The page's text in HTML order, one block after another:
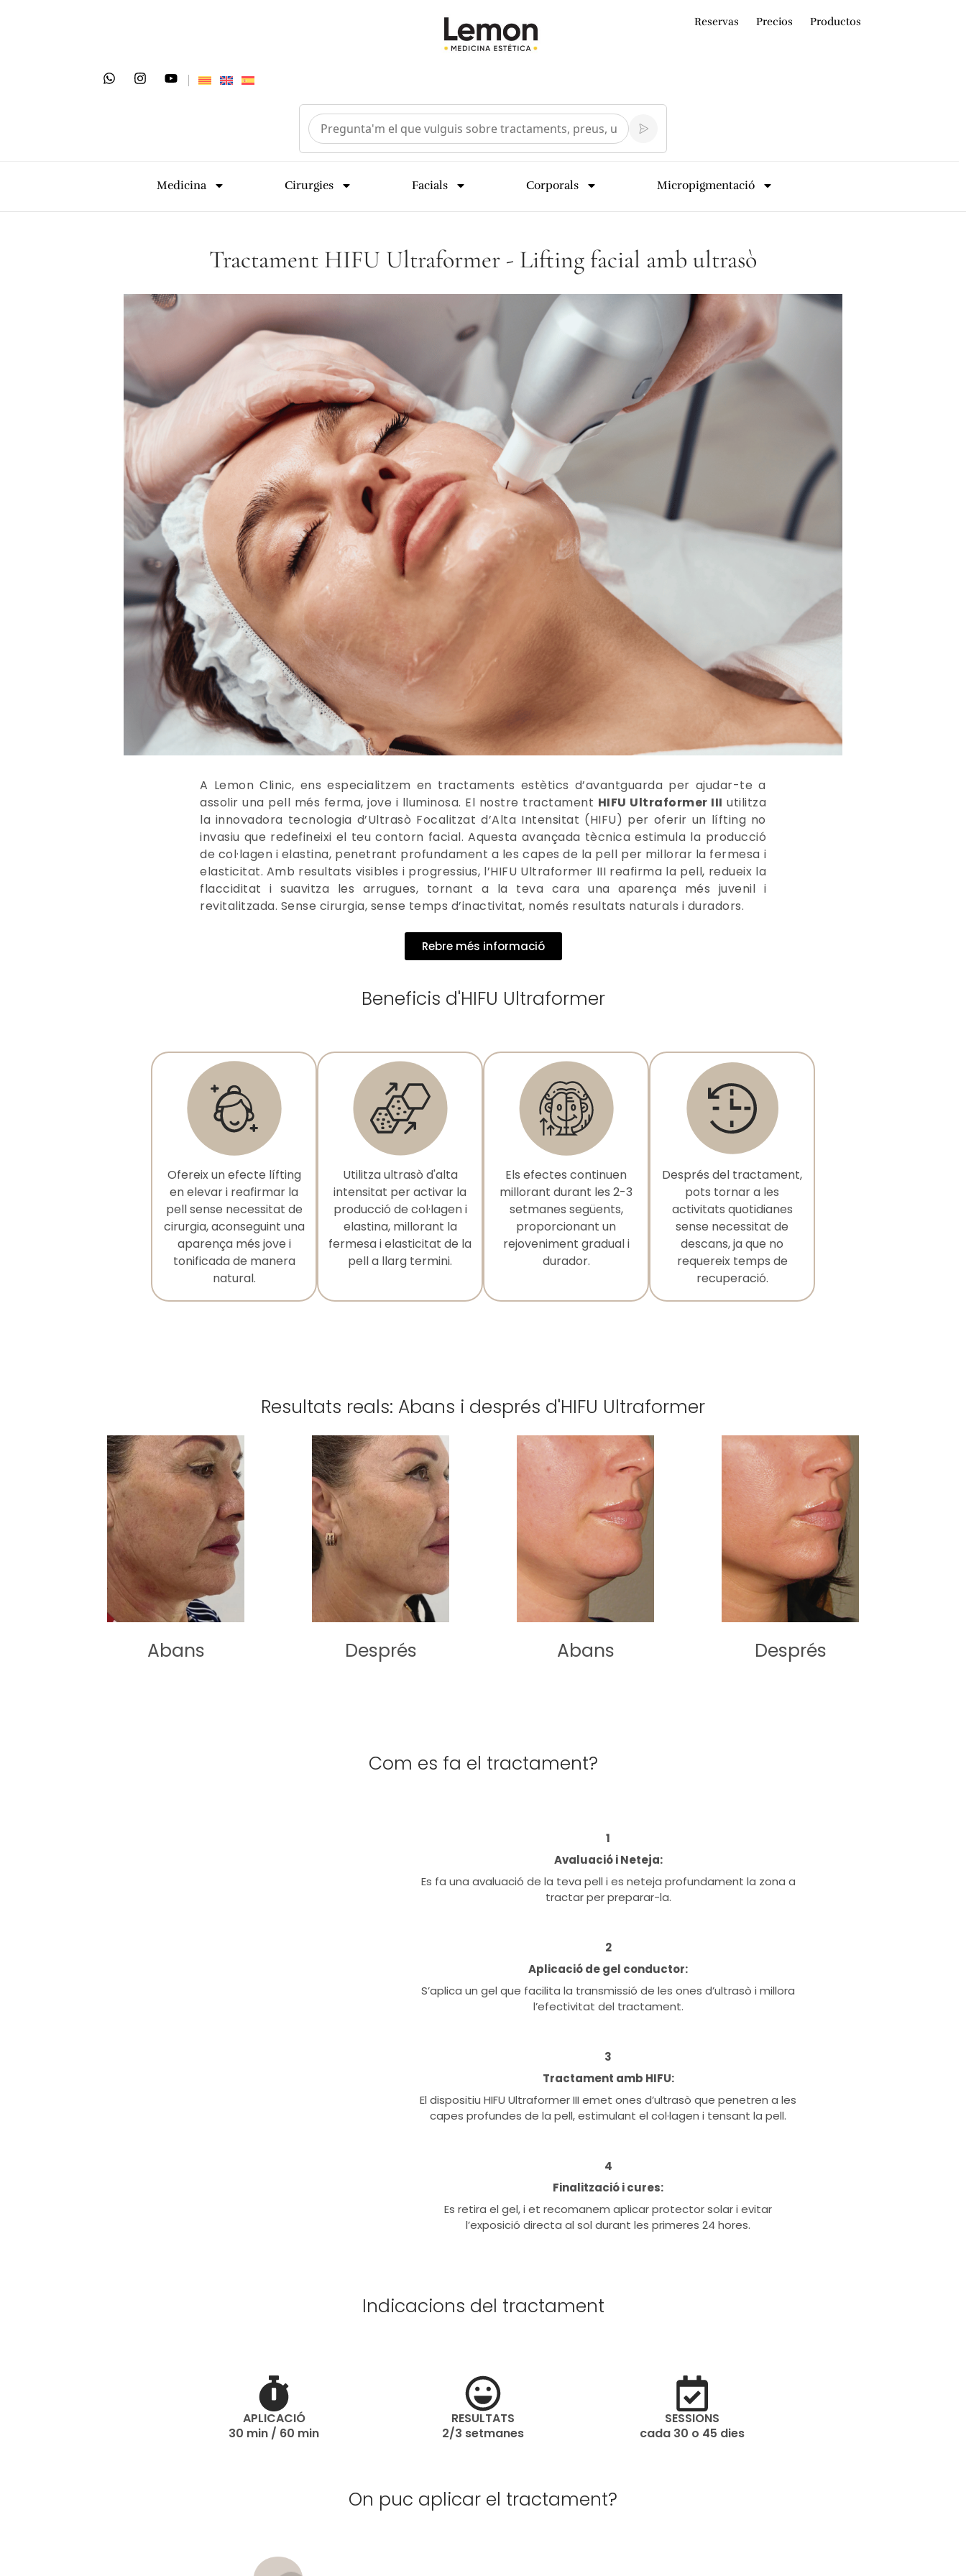
Reservas Precios Productos
Medicina Cirurgies Facials Corporals Micropigmentació
Tractament HIFU Ultraformer - Lifting facial amb ultrasò
A Lemon Clinic, ens especialitzem en tractaments estètics d’avantguarda per ajudar-te a
assolir una pell més ferma, jove i lluminosa. El nostre tractament HIFU Ultraformer III utilitza
la innovadora tecnologia d’Ultrasò Focalitzat d’Alta Intensitat (HIFU) per oferir un lífting no
invasiu que redefineixi el teu contorn facial. Aquesta avançada tècnica estimula la producció
de col·lagen i elastina, penetrant profundament a les capes de la pell per millorar la fermesa i
elasticitat. Amb resultats visibles i progressius, l’HIFU Ultraformer III reafirma la pell, redueix la
flacciditat i suavitza les arrugues, tornant a la teva cara una aparença més juvenil i
revitalitzada. Sense cirurgia, sense temps d’inactivitat, només resultats naturals i duradors.
Rebre més informació
Beneficis d'HIFU Ultraformer
Ofereix un efecte lífting
en elevar i reafirmar la
pell sense necessitat de
cirurgia, aconseguint una
aparença més jove i
tonificada de manera
natural.
Utilitza ultrasò d'alta
intensitat per activar la
producció de col·lagen i
elastina, millorant la
fermesa i elasticitat de la
pell a llarg termini.
Els efectes continuen
millorant durant les 2-3
setmanes següents,
proporcionant un
rejoveniment gradual i
durador.
Després del tractament,
pots tornar a les
activitats quotidianes
sense necessitat de
descans, ja que no
requereix temps de
recuperació.
Resultats reals: Abans i després d'HIFU Ultraformer
Abans Després Abans Després
Com es fa el tractament?
1
Avaluació i Neteja:
Es fa una avaluació de la teva pell i es neteja profundament la zona a
tractar per preparar-la.
2
Aplicació de gel conductor:
S’aplica un gel que facilita la transmissió de les ones d’ultrasò i millora
l’efectivitat del tractament.
3
Tractament amb HIFU:
El dispositiu HIFU Ultraformer III emet ones d’ultrasò que penetren a les
capes profundes de la pell, estimulant el col·lagen i tensant la pell.
4
Finalització i cures:
Es retira el gel, i et recomanem aplicar protector solar i evitar
l’exposició directa al sol durant les primeres 24 hores.
Indicacions del tractament
APLICACIÓ
30 min / 60 min
RESULTATS
2/3 setmanes
SESSIONS
cada 30 o 45 dies
On puc aplicar el tractament?